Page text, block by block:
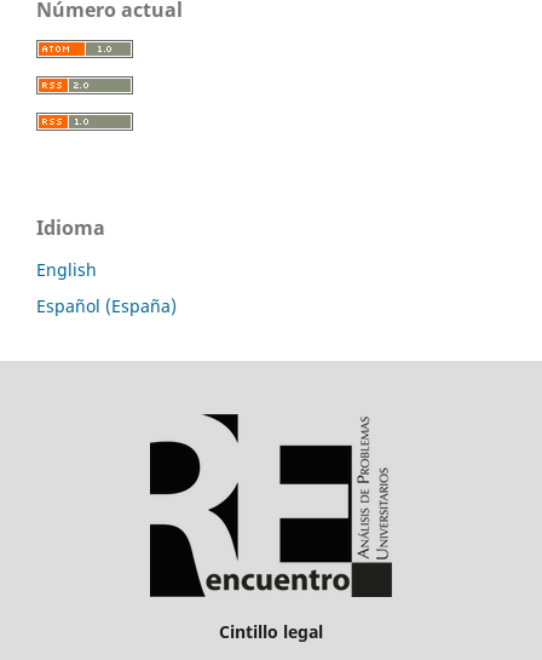
Número actual
Idioma
English
Español (España)
Cintillo legal